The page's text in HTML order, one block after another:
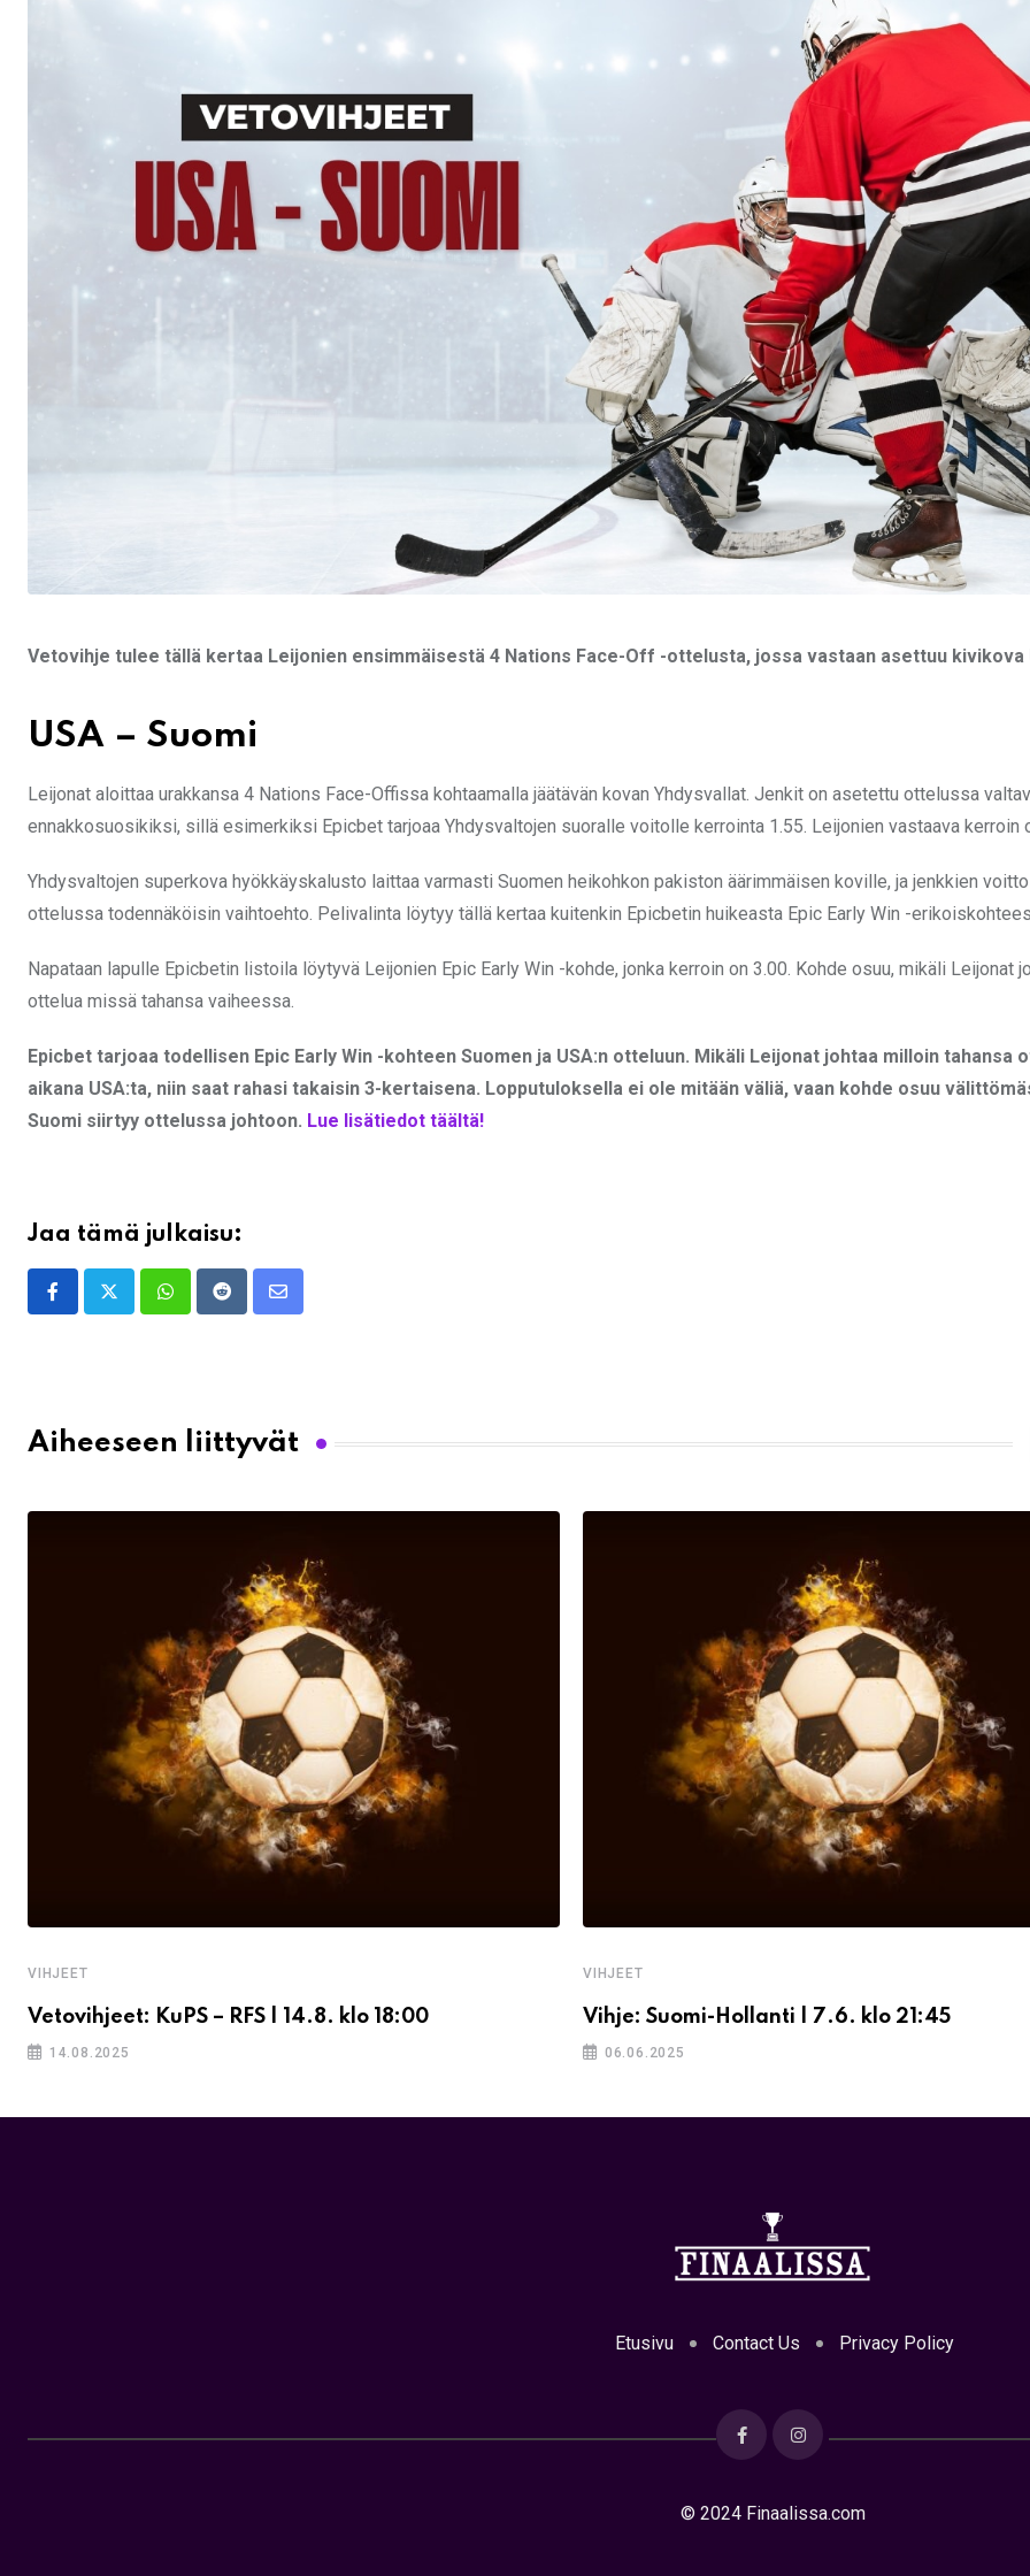
Vetovihje tulee tällä kertaa Leijonien ensimmäisestä 4 Nations Face-Off -ottelusta, jossa vastaan asettuu kivikova
USA – Suomi
Leijonat aloittaa urakkansa 4 Nations Face-Offissa kohtaamalla jäätävän kovan Yhdysvallat. Jenkit on asetettu ottelussa
ennakkosuosikiksi, sillä esimerkiksi Epicbet tarjoaa Yhdysvaltojen suoralle voitolle kerrointa 1.55. Leijonien vastaava kerroin
Yhdysvaltojen superkova hyökkäyskalusto laittaa varmasti Suomen heikohkon pakiston äärimmäisen koville, ja jenkkien
ottelussa todennäköisin vaihtoehto. Pelivalinta löytyy tällä kertaa kuitenkin Epicbetin huikeasta Epic Early Win -
Napataan lapulle Epicbetin listoila löytyvä Leijonien Epic Early Win -kohde, jonka kerroin on 3.00. Kohde osuu, mikäli Leijonat
ottelua missä tahansa vaiheessa.
Epicbet tarjoaa todellisen Epic Early Win -kohteen Suomen ja USA:n otteluun. Mikäli Leijonat johtaa milloin tahansa
aikana USA:ta, niin saat rahasi takaisin 3-kertaisena. Lopputuloksella ei ole mitään väliä, vaan kohde osuu
Suomi siirtyy ottelussa johtoon. Lue lisätiedot täältä!
Jaa tämä julkaisu:
WhatsappRedditShare
Aiheeseen liittyvät
VIHJEET
Vetovihjeet: KuPS – RFS | 14.8. klo 18:00
14.08.2025
VIHJEET
Vihje: Suomi-Hollanti | 7.6. klo 21:45
06.06.2025
Etusivu Contact Us Privacy Policy
© 2024 Finaalissa.com